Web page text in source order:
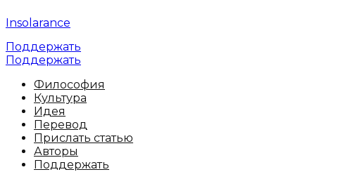
Insolarance
Поддержать
Поддержать
Философия
Культура
Идея
Перевод
Прислать статью
Авторы
Поддержать